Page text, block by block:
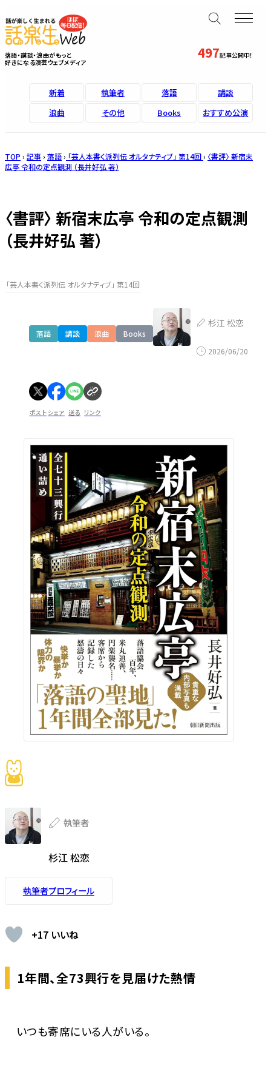
497記事公開中！
落語・講談・浪曲がもっと
好きになる演芸ウェブメディア
新着 執筆者 落語
講談
浪曲
その他 Books おすすめ公演
TOP › 記事 › 落語› 「芸人本書く派列伝 オルタナティブ」 第14回› 〈書評〉 新宿末
広亭 令和の定点観測 （長井好弘 著）
〈書評〉 新宿末広亭 令和の定点観測
（長井好弘 著）
「芸人本書く派列伝 オルタナティブ」 第14回
落語 講談 浪曲 Books
杉江 松恋
2026/06/20
ポスト シェア 送る リンク
執筆者
杉江 松恋
執筆者プロフィール
+17 いいね
1年間、全73興行を見届けた熱情
いつも寄席にいる人がいる。